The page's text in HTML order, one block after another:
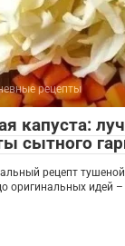
рецепты
капуста:
сытного
рецепт
оригинальных идей